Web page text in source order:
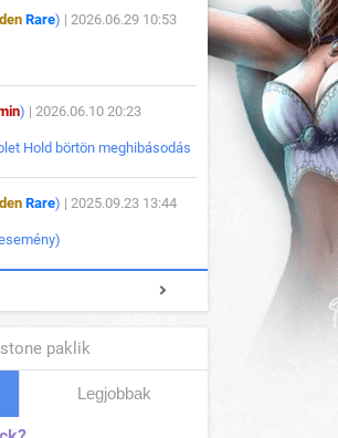
Rare) | 2026.06.29 10:53
) | 2026.06.10 20:23
Hold börtön meghibásodás
Rare) | 2025.09.23 13:44
paklik
Legjobbak